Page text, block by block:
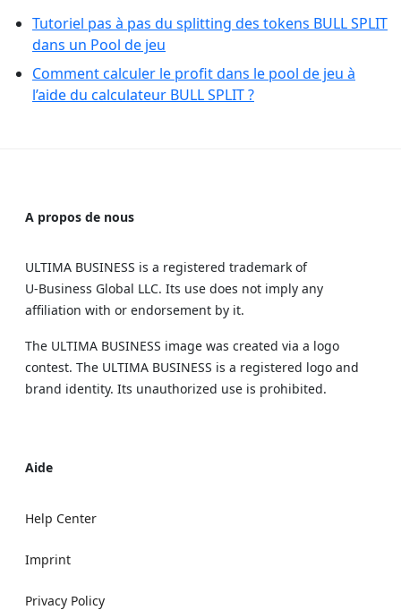
Tutoriel pas à pas du splitting des tokens BULL SPLIT
dans un Pool de jeu
Comment calculer le profit dans le pool de jeu à
l’aide du calculateur BULL SPLIT ?
A propos de nous
ULTIMA BUSINESS is a registered trademark of
U‑Business Global LLC. Its use does not imply any
affiliation with or endorsement by it.
The ULTIMA BUSINESS image was created via a logo
contest. The ULTIMA BUSINESS is a registered logo and
brand identity. Its unauthorized use is prohibited.
Aide
Help Center
Imprint
Privacy Policy